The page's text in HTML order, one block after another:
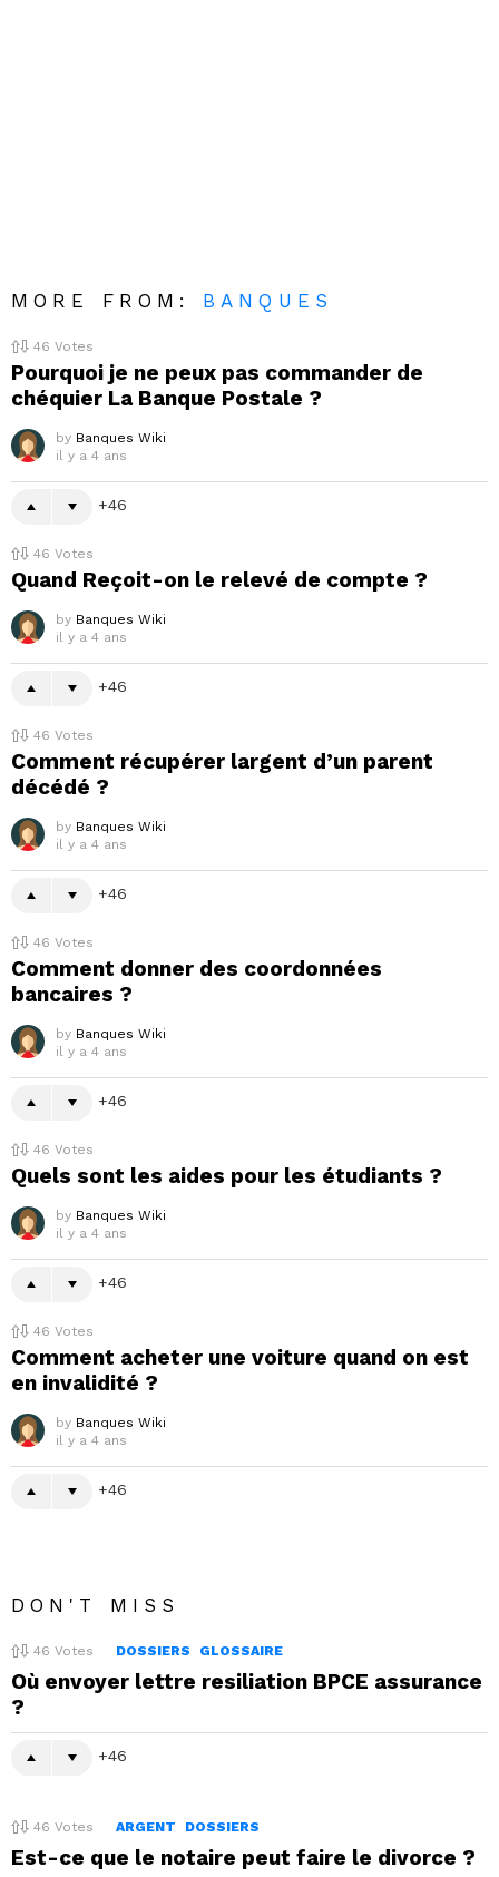
MORE FROM: BANQUES
46 Votes
Pourquoi je ne peux pas commander de
chéquier La Banque Postale ?
by Banques Wiki
il y a 4 ans
46
46 Votes
Quand Reçoit-on le relevé de compte ?
by Banques Wiki
il y a 4 ans
46
46 Votes
Comment récupérer largent d’un parent
décédé ?
by Banques Wiki
il y a 4 ans
46
46 Votes
Comment donner des coordonnées
bancaires ?
by Banques Wiki
il y a 4 ans
46
46 Votes
Quels sont les aides pour les étudiants ?
by Banques Wiki
il y a 4 ans
46
46 Votes
Comment acheter une voiture quand on est
en invalidité ?
by Banques Wiki
il y a 4 ans
46
DON'T MISS
46 Votes DOSSIERS GLOSSAIRE
Où envoyer lettre resiliation BPCE assurance
?
46
46 Votes ARGENT DOSSIERS
Est-ce que le notaire peut faire le divorce ?